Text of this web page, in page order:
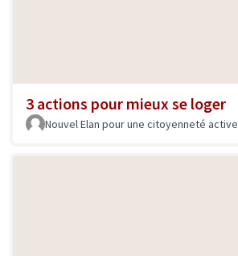
3 actions pour mieux se loger
Nouvel Elan pour une citoyenneté active